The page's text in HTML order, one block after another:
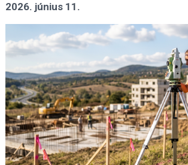
2026. június 11.